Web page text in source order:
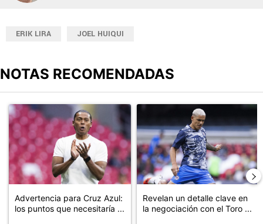
ERIK LIRA JOEL HUIQUI
NOTAS RECOMENDADAS
Un artículo de tendencia con el título "Advertencia para Cruz
Advertencia para Cruz Azul:
los puntos que necesitaría ...
Un artículo de tendencia con
Revelan un detalle clave en
la negociación con el Toro ...